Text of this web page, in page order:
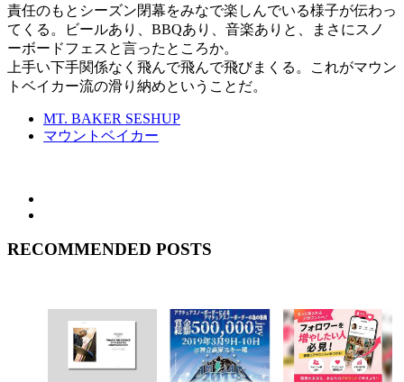
責任のもとシーズン閉幕をみなで楽しんでいる様子が伝わっ
てくる。ビールあり、BBQあり、音楽ありと、まさにスノ
ーボードフェスと言ったところか。
上手い下手関係なく飛んで飛んで飛びまくる。これがマウン
トベイカー流の滑り納めということだ。
MT. BAKER SESHUP
マウントベイカー
RECOMMENDED POSTS